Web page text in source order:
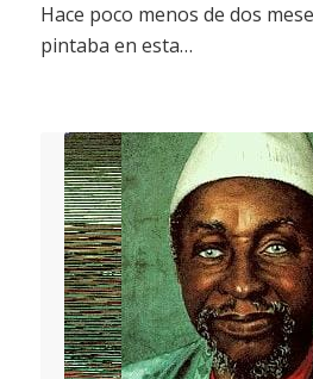
Hace poco menos de dos
pintaba en esta…